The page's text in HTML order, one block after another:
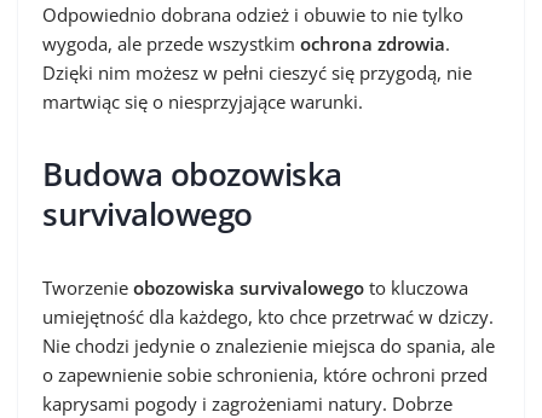
Odpowiednio dobrana odzież i obuwie to nie tylko
wygoda, ale przede wszystkim ochrona zdrowia.
Dzięki nim możesz w pełni cieszyć się przygodą, nie
martwiąc się o niesprzyjające warunki.
Budowa obozowiska
survivalowego
Tworzenie obozowiska survivalowego to kluczowa
umiejętność dla każdego, kto chce przetrwać w dziczy.
Nie chodzi jedynie o znalezienie miejsca do spania, ale
o zapewnienie sobie schronienia, które ochroni przed
kaprysami pogody i zagrożeniami natury. Dobrze